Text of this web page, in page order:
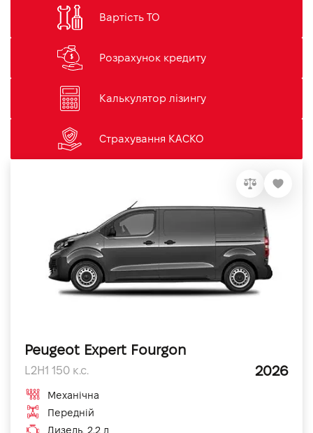
Вартість ТО
Розрахунок кредиту
Калькулятор лізингу
Страхування КАСКО
Peugeot Expert Fourgon
L2H1 150 к.с. 2026
Механічна
Передній
Дизель, 2.2 л